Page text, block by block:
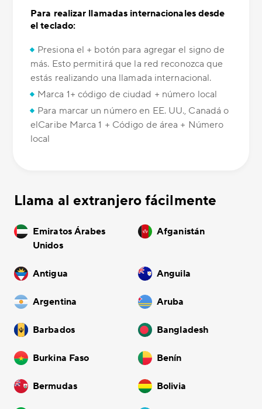
Para realizar llamadas internacionales desde
el teclado:
Presiona el + botón para agregar el signo de
más. Esto permitirá que la red reconozca que
estás realizando una llamada internacional.
Marca 1+ código de ciudad + número local
Para marcar un número en EE. UU., Canadá o
elCaribe Marca 1 + Código de área + Número
local
Llama al extranjero fácilmente
Emiratos Árabes
Unidos
Afganistán
Antigua Anguila
Argentina Aruba
Barbados Bangladesh
Burkina Faso Benín
Bermudas Bolivia